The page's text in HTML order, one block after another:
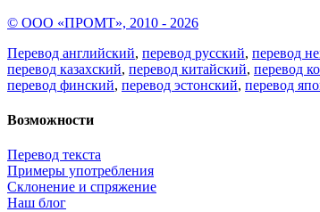
© ООО «ПРОМТ», 2010 - 2026
Перевод английский, перевод русский, перевод
перевод казахский, перевод китайский, перевод
перевод финский, перевод эстонский, перевод
Возможности
Перевод текста
Примеры употребления
Склонение и спряжение
Наш блог